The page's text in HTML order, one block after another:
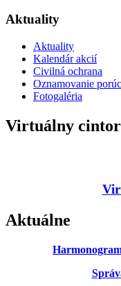
Aktuality
Aktuality
Kalendár akcií
Civilná ochrana
Oznamovanie
Fotogaléria
Virtuálny
Aktuálne